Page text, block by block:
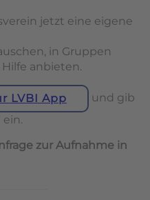
jetzt eine eigene
in Gruppen
anbieten.
LVBI App
und gib
ein.
zur Aufnahme in